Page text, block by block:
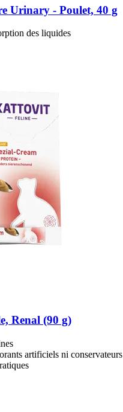
Urinary -​ Poulet, 40 g
des liquides
Renal (90 g)
artificiels ni conservateurs